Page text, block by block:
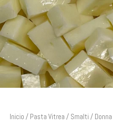
Inicio / Pasta Vitrea / Smalti / Donna